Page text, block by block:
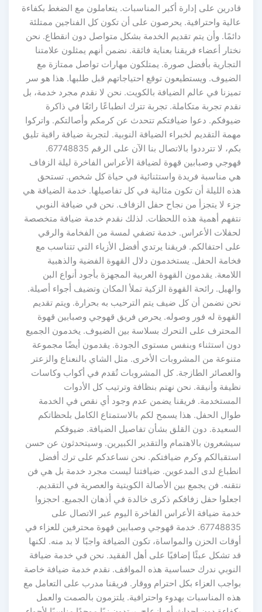
قادرين على إدارة أكبر المناسبات. يتعاملون مع الضغط بكفاءة
عالية واحترافية. يحرصون على أن تكون كل الفناجين ممتلئة
دائمًا. وأن يتم تقديم الخدمة بشكل متواصل دون انقطاع. نحن
نختار أعضاء فريقنا بعناية فائقة. نضمن أنهم يمثلون علامتنا
التجارية بأفضل صورة. يمتلكون مهارات تواصل ممتازة مع
الضيوف. ويستطيعون توقع احتياجاتهم قبل طلبها. هذا هو سر
تميزنا في عالم الضيافة بالكويت. نحن لا نقدم مجرد خدمة، بل
نقدم تجربة متكاملة. تجربة تترك انطباعًا رائعًا في ذاكرة
ضيوفكم. دعوا ضيافتكم تتحدث عن كرمكم وأصالتكم. واتركوا
مهمة التقديم لخبراء الضيافة النوبية. لتجربة ضيافة راقية تليق
بكم، لا تترددوا بالاتصال بنا الآن على الرقم 67748835.
قهوجي وصبابين قهوة لضيافة الأعراس الفاخرة ليلة الزفاف
هي مناسبة فريدة واستثنائية في حياة كل شخص. تستحق
هذه الليلة أن تكون مثالية في كل تفاصيلها. خدمة الضيافة هي
جزء لا يتجزأ من نجاح حفل الزفاف. نحن في ضيافة النوبي
نتفهم أهمية هذه اللحظات. لذلك نقدم خدمة ضيافة متخصصة
لحفلات الأعراس. خدمة تضفي لمسة من الفخامة والرقي
على احتفالكم. فريقنا يرتدي أفضل الأزياء التي تتناسب مع
فخامة الحفل. يستخدمون دلال القهوة الفضية والذهبية
اللامعة. يقدمون القهوة العربية المجهزة بأجود أنواع البن
والهيل. رائحة القهوة الزكية تملأ المكان وتضيف أجواء أصيلة.
نحن نضمن أن كل ضيف يتم الترحيب به بحرارة. ويتم تقديم
القهوة له فور وصوله. يحرص فريق قهوجي وصبابين قهوة
المحترف على التحرك بسلاسة بين الضيوف. يخدمون الجميع
دون استثناء وبنفس مستوى الجودة. يقدمون أيضًا مجموعة
متنوعة من المشروبات الأخرى. مثل الشاي بالنعناع والزعتر
والعصائر الطازجة. كل المشروبات تُقدم في أكواب وكاسات
نظيفة وأنيقة. نحن نهتم بنظافة وترتيب كل الأدوات
المستخدمة. فريقنا يضمن عدم وجود أي نقص في الخدمة
طوال الحفل. هذا يسمح لكم بالاستمتاع الكامل بلحظاتكم
السعيدة. دون القلق بشأن تفاصيل الضيافة. ضيوفكم
سيشعرون بالاهتمام والتقدير الكبيرين. وسيتحدثون عن حسن
استقبالكم وكرم ضيافتكم. نحن نساعدكم على ترك أفضل
انطباع لدى المدعوين. ضيافتنا ليست مجرد خدمة بل هي فن
نتقنه. فن يجمع بين الأصالة الكويتية والعصرية في التقديم.
اجعلوا حفل زفافكم ذكرى خالدة في أذهان الجميع. احجزوا
خدمة ضيافة الأعراس الفاخرة اليوم عبر الاتصال على
67748835. خدمة قهوجي وصبابين قهوة محترفين للعزاء في
أوقات الحزن والمواساة، تكون الضيافة واجبًا لا بد منه. لكنها
قد تشكل عبئًا إضافيًا على أهل الفقيد. نحن في خدمة ضيافة
النوبي ندرك حساسية هذه المواقف. نقدم خدمة ضيافة خاصة
بواجب العزاء بكل احترام ووقار. فريقنا مدرب على التعامل مع
هذه المناسبات بهدوء واحترافية. يلتزمون بالصمت والعمل